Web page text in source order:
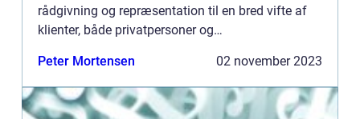
rådgivning og repræsentation til en bred vifte af
klienter, både privatpersoner og
hvad der er væsent...
Peter Mortensen 02 november 2023